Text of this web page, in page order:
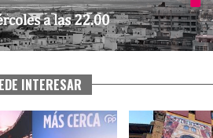
INTERESAR